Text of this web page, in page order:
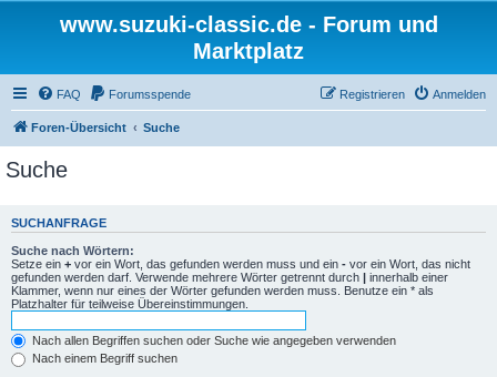
www.suzuki-classic.de - Forum und
Marktplatz
FAQ Forumsspende Anmelden
Registrieren
Foren-Übersicht Suche
Suche
SUCHANFRAGE
Suche nach Wörtern:
Setze ein + vor ein Wort, das gefunden werden muss und ein - vor ein Wort, das nicht
gefunden werden darf. Verwende mehrere Wörter getrennt durch | innerhalb einer
Klammer, wenn nur eines der Wörter gefunden werden muss. Benutze ein * als
Platzhalter für teilweise Übereinstimmungen.
Nach allen Begriffen suchen oder Suche wie angegeben verwenden
Nach einem Begriff suchen